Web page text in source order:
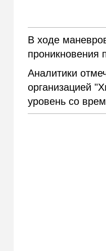
В ходе
проникновения
Аналитики
организацией
уровень со